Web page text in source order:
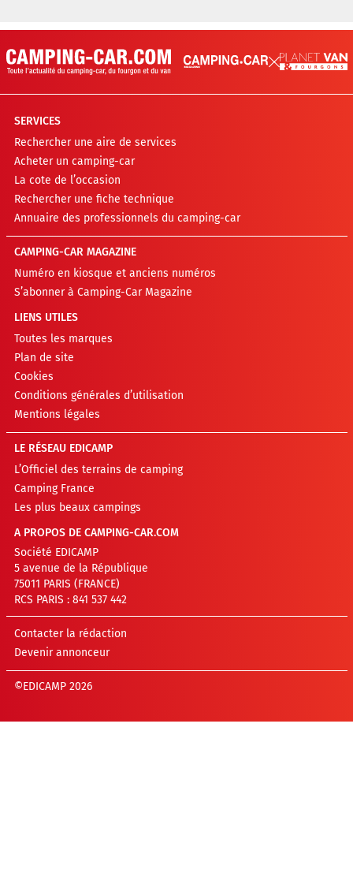
SERVICES
Rechercher une aire de services
Acheter un camping-car
La cote de l’occasion
Rechercher une fiche technique
Annuaire des professionnels du camping-car
CAMPING-CAR MAGAZINE
Numéro en kiosque et anciens numéros
S’abonner à Camping-Car Magazine
LIENS UTILES
Toutes les marques
Plan de site
Cookies
Conditions générales d’utilisation
Mentions légales
LE RÉSEAU EDICAMP
L’Officiel des terrains de camping
Camping France
Les plus beaux campings
A PROPOS DE CAMPING-CAR.COM
Société EDICAMP
5 avenue de la République
75011 PARIS (FRANCE)
RCS PARIS : 841 537 442
Contacter la rédaction
Devenir annonceur
©EDICAMP 2026